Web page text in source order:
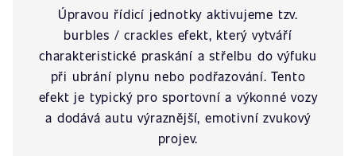
Úpravou řídicí jednotky aktivujeme tzv.
burbles / crackles efekt, který vytváří
charakteristické praskání a střelbu do výfuku
při ubrání plynu nebo podřazování. Tento
efekt je typický pro sportovní a výkonné vozy
a dodává autu výraznější, emotivní zvukový
projev.